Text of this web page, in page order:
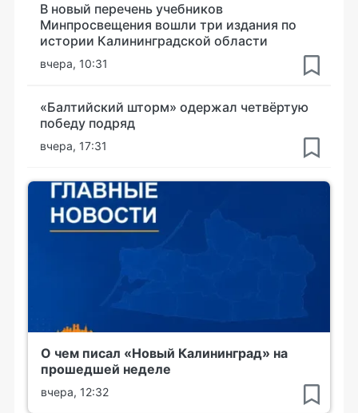
В новый перечень учебников
Минпросвещения вошли три издания по
истории Калининградской области
вчера, 10:31
«Балтийский шторм» одержал четвёртую
победу подряд
вчера, 17:31
О чем писал «Новый Калининград» на
прошедшей неделе
вчера, 12:32